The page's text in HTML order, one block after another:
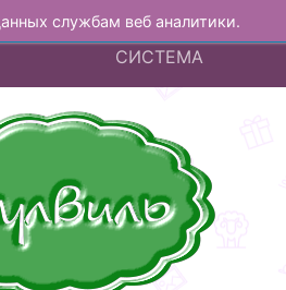
службам веб аналитики.
И
БОНУСНАЯ
СИСТЕМА